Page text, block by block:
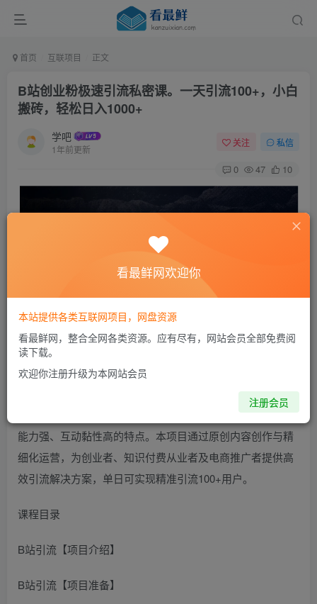
首页 互联项目 正文
B站创业粉极速引流私密课。一天引流100+，小白
搬砖，轻松日入1000+
学吧
1年前更新
关注 私信
0 47 10
项目简介
B站(哔哩哔哩)作为国内领先的年轻化视频社区，聚集了1.5
亿高活跃度用户，尤其以90后、00后大学生为主，具有消费
能力强、互动黏性高的特点。本项目通过原创内容创作与精
细化运营，为创业者、知识付费从业者及电商推广者提供高
效引流解决方案，单日可实现精准引流100+用户。
课程目录
B站引流【项目介绍】
B站引流【项目准备】
看最鲜网欢迎你
本站提供各类互联网项目，网盘资源
看最鲜网，整合全网各类资源。应有尽有，网站会员全部免费阅
读下载。
欢迎你注册升级为本网站会员
注册会员